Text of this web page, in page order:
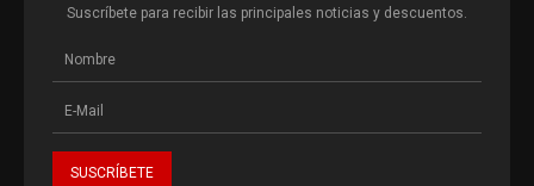
Suscríbete para recibir las principales noticias y descuentos.